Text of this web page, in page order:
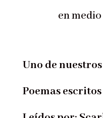
en medio
Uno de
Poemas